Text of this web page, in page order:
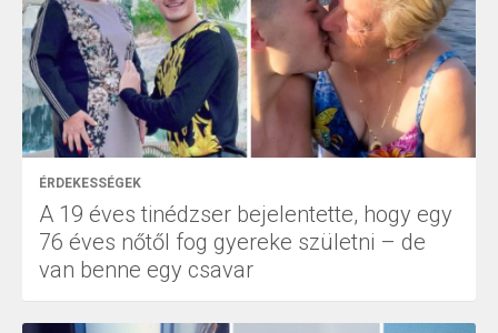
ÉRDEKESSÉGEK
A 19 éves tinédzser bejelentette, hogy egy
76 éves nőtől fog gyereke születni – de
van benne egy csavar